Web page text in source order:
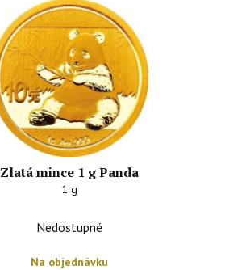
Zlatá mince 1 g Panda
1 g
Nedostupné
Na objednávku